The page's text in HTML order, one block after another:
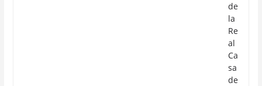
de
la
Re
al
Ca
sa
de